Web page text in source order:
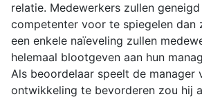
relatie. Medewerkers zullen
competenter voor te spiegelen dan
een enkele naïeveling zullen
helemaal blootgeven aan hun
Als beoordelaar speelt de manager
ontwikkeling te bevorderen zou hij